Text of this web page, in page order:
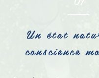
Un état
conscience